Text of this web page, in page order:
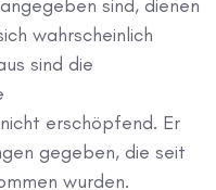
sind, dienen
wahrscheinlich
sind die
erschöpfend. Er
gegeben, die seit
wurden.